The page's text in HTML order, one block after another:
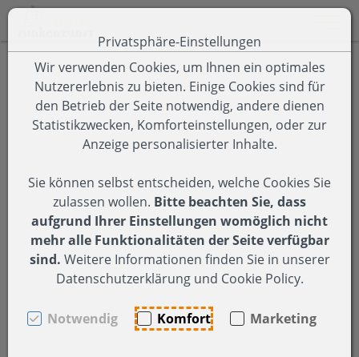
Zum Inhalt springen [AK + 0]
Zum Hauptmenü springen [AK + 1]
Zum Footer-Menü unten (angedockt an Browserrand)
Zum Menü "Einstellungen Barrierefreiheit" springen [AK +
Privatsphäre-Einstellungen
Wir verwenden Cookies, um Ihnen ein optimales
Nutzererlebnis zu bieten. Einige Cookies sind für
den Betrieb der Seite notwendig, andere dienen
Statistikzwecken, Komforteinstellungen, oder zur
Anzeige personalisierter Inhalte.
Sie können selbst entscheiden, welche Cookies Sie
zulassen wollen. Bitte beachten Sie, dass
aufgrund Ihrer Einstellungen womöglich nicht
mehr alle Funktionalitäten der Seite verfügbar
sind. Weitere Informationen finden Sie in unserer
Datenschutzerklärung und Cookie Policy.
Notwendig Komfort Marketing